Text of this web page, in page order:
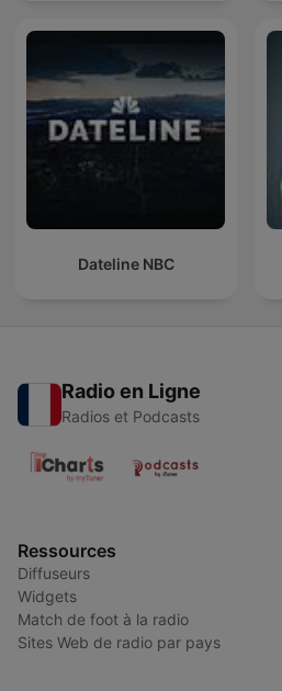
Dateline NBC
Radio en Ligne
Radios et Podcasts
Ressources
Diffuseurs
Widgets
Match de foot à la radio
Sites Web de radio par pays